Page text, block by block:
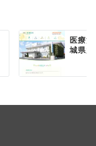
医療
城県大